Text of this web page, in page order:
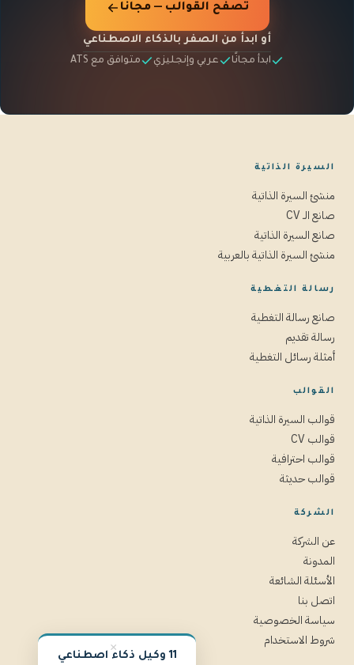
تصفّح القوالب — مجانًا
أو ابدأ من الصفر بالذكاء الاصطناعي
ابدأ مجانًا عربي وإنجليزي متوافق مع ATS
السيرة الذاتية
منشئ السيرة الذاتية
صانع الـ CV
صانع السيرة الذاتية
منشئ السيرة الذاتية بالعربية
رسالة التغطية
صانع رسالة التغطية
رسالة تقديم
أمثلة رسائل التغطية
القوالب
قوالب السيرة الذاتية
قوالب CV
قوالب احترافية
قوالب حديثة
الشركة
عن الشركة
المدونة
الأسئلة الشائعة
اتصل بنا
سياسة الخصوصية
شروط الاستخدام
×
11 وكيل ذكاء اصطناعي